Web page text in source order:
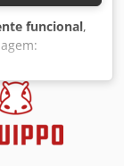
funcional,
mm,
, número da
Verificação de
técnicos